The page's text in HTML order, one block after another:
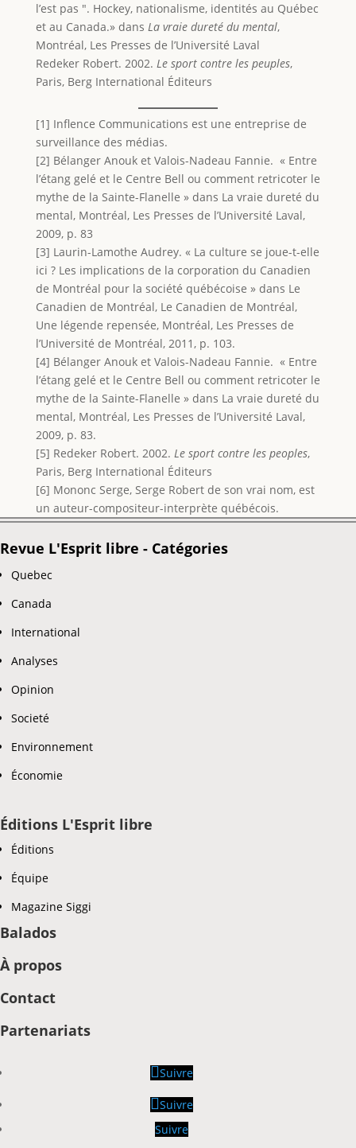
l’est pas ". Hockey, nationalisme, identités au Québec
et au Canada.» dans La vraie dureté du mental,
Montréal, Les Presses de l’Université Laval
Redeker Robert. 2002. Le sport contre les peuples,
Paris, Berg International Éditeurs
[1] Inflence Communications est une entreprise de
surveillance des médias.
[2] Bélanger Anouk et Valois-Nadeau Fannie. « Entre
l’étang gelé et le Centre Bell ou comment retricoter le
mythe de la Sainte-Flanelle » dans La vraie dureté du
mental, Montréal, Les Presses de l’Université Laval,
2009, p. 83
[3] Laurin-Lamothe Audrey. « La culture se joue-t-elle
ici ? Les implications de la corporation du Canadien
de Montréal pour la société québécoise » dans Le
Canadien de Montréal, Le Canadien de Montréal,
Une légende repensée, Montréal, Les Presses de
l’Université de Montréal, 2011, p. 103.
[4] Bélanger Anouk et Valois-Nadeau Fannie. « Entre
l’étang gelé et le Centre Bell ou comment retricoter le
mythe de la Sainte-Flanelle » dans La vraie dureté du
mental, Montréal, Les Presses de l’Université Laval,
2009, p. 83.
[5] Redeker Robert. 2002. Le sport contre les peoples,
Paris, Berg International Éditeurs
[6] Mononc Serge, Serge Robert de son vrai nom, est
un auteur-compositeur-interprète québécois.
Revue L'Esprit libre - Catégories
Quebec
Canada
International
Analyses
Opinion
Societé
Environnement
Économie
Éditions L'Esprit libre
Éditions
Équipe
Magazine Siggi
Balados
À propos
Contact
Partenariats
Suivre
Suivre
Suivre